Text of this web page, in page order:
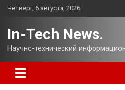
Перейти
Четверг, 6 августа, 2026
In-Tech News.
Научно-технический